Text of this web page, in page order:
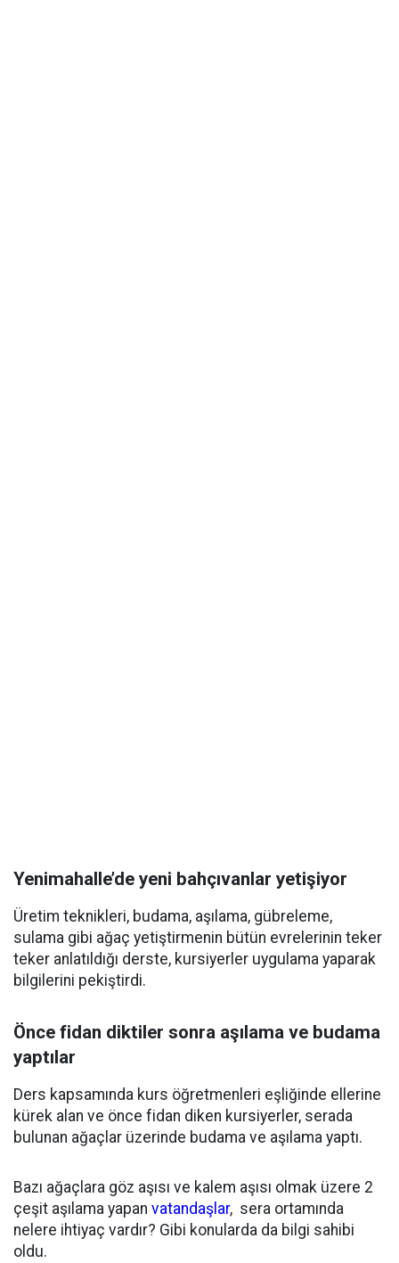
Yenimahalle’de yeni bahçıvanlar yetişiyor
Üretim teknikleri, budama, aşılama, gübreleme,
sulama gibi ağaç yetiştirmenin bütün evrelerinin teker
teker anlatıldığı derste, kursiyerler uygulama yaparak
bilgilerini pekiştirdi.
Önce fidan diktiler sonra aşılama ve budama
yaptılar
Ders kapsamında kurs öğretmenleri eşliğinde ellerine
kürek alan ve önce fidan diken kursiyerler, serada
bulunan ağaçlar üzerinde budama ve aşılama yaptı.
Bazı ağaçlara göz aşısı ve kalem aşısı olmak üzere 2
çeşit aşılama yapan vatandaşlar, sera ortamında
nelere ihtiyaç vardır? Gibi konularda da bilgi sahibi
oldu.